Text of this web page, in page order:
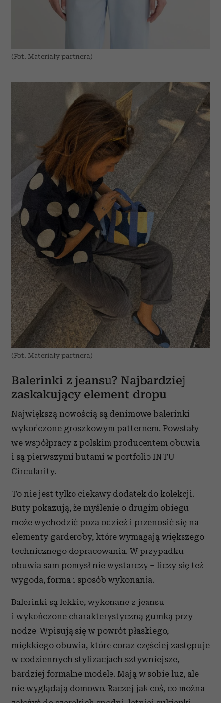
(Fot. Materiały partnera)
(Fot. Materiały partnera)
Balerinki z jeansu? Najbardziej
zaskakujący element dropu
Największą nowością są denimowe balerinki
wykończone groszkowym patternem. Powstały
we współpracy z polskim producentem obuwia
i są pierwszymi butami w portfolio INTU
Circularity.
To nie jest tylko ciekawy dodatek do kolekcji.
Buty pokazują, że myślenie o drugim obiegu
może wychodzić poza odzież i przenosić się na
elementy garderoby, które wymagają większego
technicznego dopracowania. W przypadku
obuwia sam pomysł nie wystarczy – liczy się też
wygoda, forma i sposób wykonania.
Balerinki są lekkie, wykonane z jeansu
i wykończone charakterystyczną gumką przy
nodze. Wpisują się w powrót płaskiego,
miękkiego obuwia, które coraz częściej zastępuje
w codziennych stylizacjach sztywniejsze,
bardziej formalne modele. Mają w sobie luz, ale
nie wyglądają domowo. Raczej jak coś, co można